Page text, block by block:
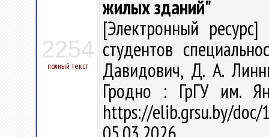
2254
полный текст
жилых зданий"
[Электронный
студентов
Давидович, Д. А.
Гродно : ГрГУ им.
https://elib.grsu.by/